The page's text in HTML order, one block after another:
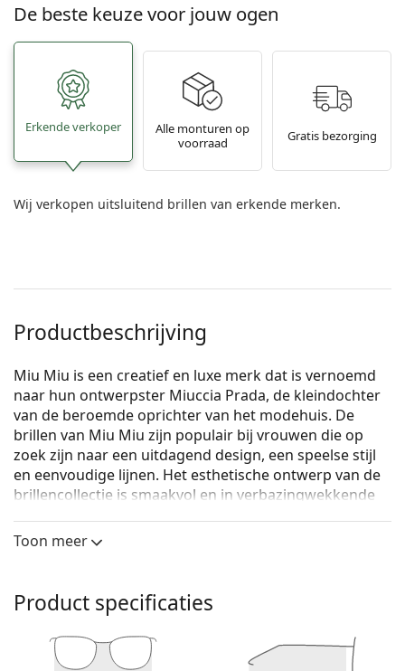
De beste keuze voor jouw ogen
Erkende verkoper
Alle monturen op
voorraad
Gratis bezorging
Wij verkopen uitsluitend brillen van erkende merken.
Productbeschrijving
Miu Miu is een creatief en luxe merk dat is vernoemd
naar hun ontwerpster Miuccia Prada, de kleindochter
van de beroemde oprichter van het modehuis. De
brillen van Miu Miu zijn populair bij vrouwen die op
zoek zijn naar een uitdagend design, een speelse stijl
en eenvoudige lijnen. Het esthetische ontwerp van de
brillencollectie is smaakvol en in verbazingwekkende
Miu Miu 0MU 04UV 1AB1O1 52
functie van Lentiamo.
De zwarte kleur van het montuur past perfect bij
Toon meer
Product specificaties